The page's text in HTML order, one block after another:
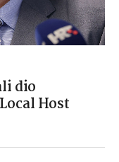
dio
Host